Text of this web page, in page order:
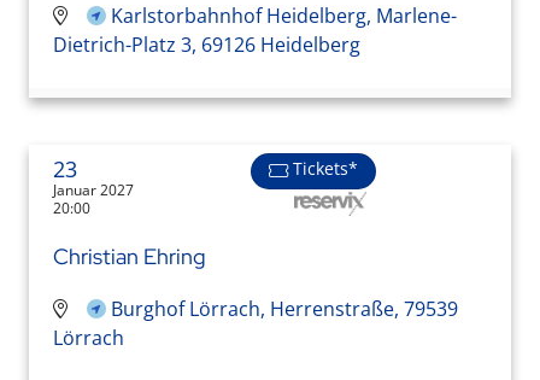
Karlstorbahnhof Heidelberg, Marlene-
Dietrich-Platz 3, 69126 Heidelberg
23
Januar 2027
20:00
Tickets*
Christian Ehring
Burghof Lörrach, Herrenstraße, 79539
Lörrach